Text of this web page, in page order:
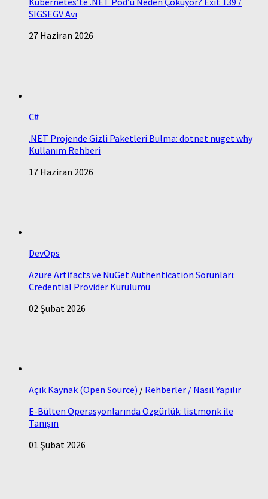
SIGSEGV Avı
27 Haziran 2026
C#
.NET Projende Gizli Paketleri Bulma: dotnet nuget why
Kullanım Rehberi
17 Haziran 2026
DevOps
Azure Artifacts ve NuGet Authentication Sorunları:
Credential Provider Kurulumu
02 Şubat 2026
Açık Kaynak (Open Source) / Rehberler / Nasıl Yapılır
E-Bülten Operasyonlarında Özgürlük: listmonk ile
Tanışın
01 Şubat 2026